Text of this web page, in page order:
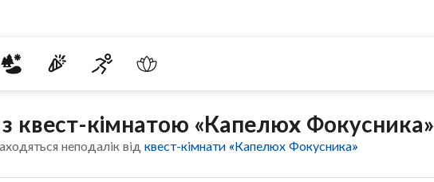
квест-кімнатою «Капелюх Фокусника»
неподалік відквест-кімнати «Капелюх Фокусника»